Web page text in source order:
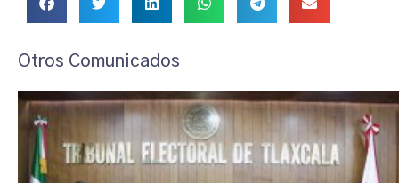
Otros Comunicados